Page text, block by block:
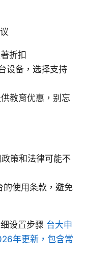
折扣
设备，选择支持
教育优惠，别忘
策和法律可能不
的使用条款，避免
设置步骤 台大申
年更新，包含常